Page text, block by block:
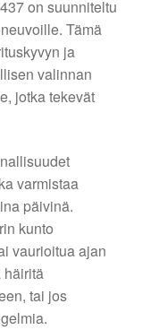
on suunniteltu
Tämä
ja
valinnan
jotka tekevät
varmistaa
päivinä.
kunto
vaurioitua ajan
häiritä
tai jos